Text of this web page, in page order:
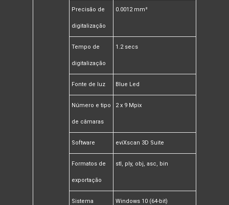
Precisão de
digitalização
0.0012 mm²
Tempo de
digitalização
1.2 secs
Fonte de luz Blue Led
Número e tipo
de câmaras
2 x 9 Mpix
Software eviXscan 3D Suite
Formatos de
exportação
stl, ply, obj, asc, bin
Sistema Windows 10 (64-bit)